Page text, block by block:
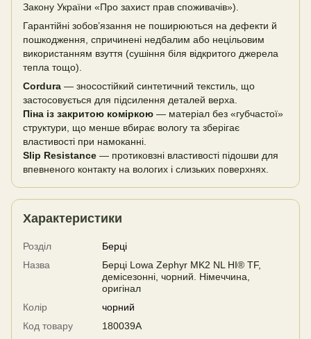
Закону України «Про захист прав споживачів»).
Гарантійні зобов’язання не поширюються на дефекти й
пошкодження, спричинені недбалим або нецільовим
використанням взуття (сушіння біля відкритого джерела
тепла тощо).
Cordura — зносостійкий синтетичний текстиль, що
застосовується для підсилення деталей верха.
Піна із закритою коміркою — матеріал без «губчастої»
структури, що менше вбирає вологу та зберігає
властивості при намоканні.
Slip Resistance — протиковзні властивості підошви для
впевненого контакту на вологих і слизьких поверхнях.
Характеристики
Розділ
Берці
Назва
Берці Lowa Zephyr MK2 NL HI® TF,
демісезонні, чорний. Німеччина,
оригінал
Колір
чорний
Код товару
180039A